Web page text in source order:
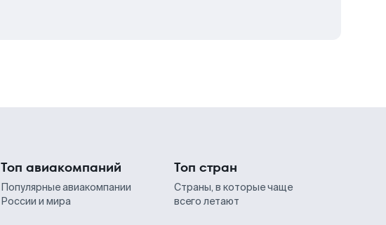
Топ авиакомпаний
Популярные авиакомпании
России и мира
Топ стран
Страны, в которые чаще
всего летают